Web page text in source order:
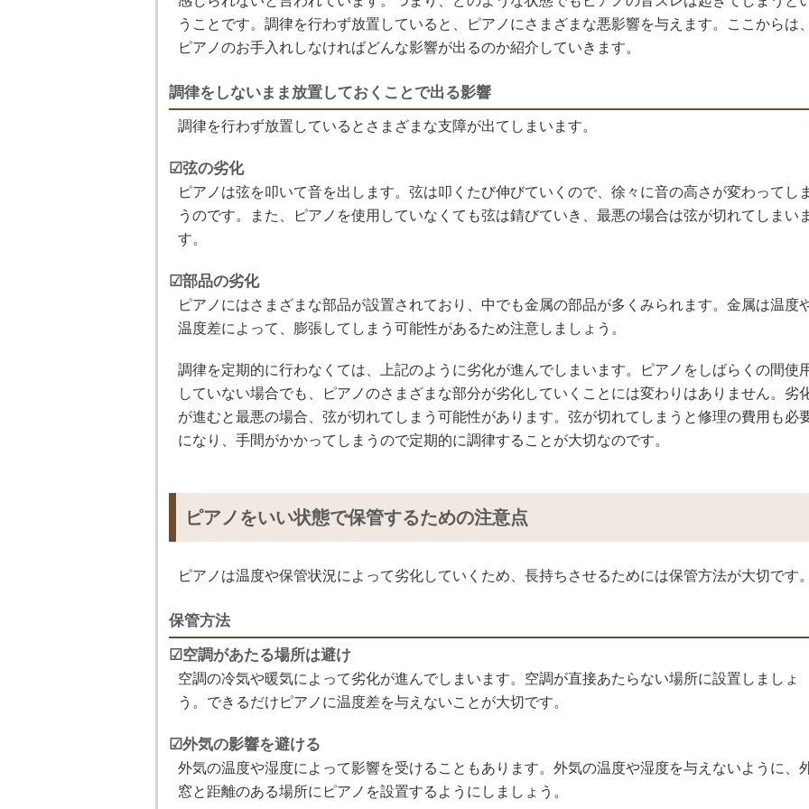
うことです。調律を行わず放置していると、ピアノにさまざまな悪影響を与えます。ここからは、
ピアノのお手入れしなければどんな影響が出るのか紹介していきます。
調律をしないまま放置しておくことで出る影響
調律を行わず放置しているとさまざまな支障が出てしまいます。
☑弦の劣化
ピアノは弦を叩いて音を出します。弦は叩くたび伸びていくので、徐々に音の高さが変わってしま
うのです。また、ピアノを使用していなくても弦は錆びていき、最悪の場合は弦が切れてしまいま
す。
☑部品の劣化
ピアノにはさまざまな部品が設置されており、中でも金属の部品が多くみられます。金属は温度
温度差によって、膨張してしまう可能性があるため注意しましょう。
調律を定期的に行わなくては、上記のように劣化が進んでしまいます。ピアノをしばらくの間使
していない場合でも、ピアノのさまざまな部分が劣化していくことには変わりはありません。劣
が進むと最悪の場合、弦が切れてしまう可能性があります。弦が切れてしまうと修理の費用も必
になり、手間がかかってしまうので定期的に調律することが大切なのです。
ピアノをいい状態で保管するための注意点
ピアノは温度や保管状況によって劣化していくため、長持ちさせるためには保管方法が大切です。
保管方法
☑空調があたる場所は避け
空調の冷気や暖気によって劣化が進んでしまいます。空調が直接あたらない場所に設置しましょ
う。できるだけピアノに温度差を与えないことが大切です。
☑外気の影響を避ける
外気の温度や湿度によって影響を受けることもあります。外気の温度や湿度を与えないように、
窓と距離のある場所にピアノを設置するようにしましょう。